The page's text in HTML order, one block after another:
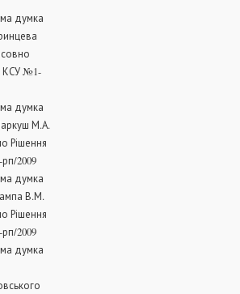
думка
КСУ №1-
думка
М.А.
Рішення
2009
думка
В.М.
Рішення
2009
думка